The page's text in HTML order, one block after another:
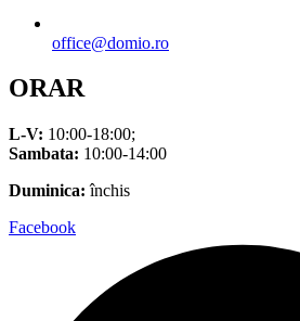
office@domio.ro
ORAR
L-V: 10:00-18:00;
Sambata: 10:00-14:00
Duminica: închis
Facebook